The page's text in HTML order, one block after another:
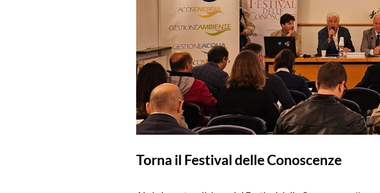
Torna il Festival delle Conoscenze